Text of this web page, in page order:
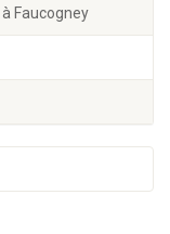
à Faucogney